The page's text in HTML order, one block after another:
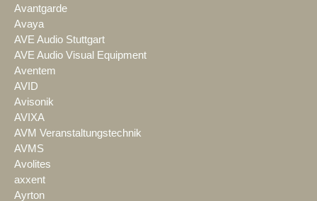
Avantgarde
Avaya
AVE Audio Stuttgart
AVE Audio Visual Equipment
Aventem
AVID
Avisonik
AVIXA
AVM Veranstaltungstechnik
AVMS
Avolites
axxent
Ayrton